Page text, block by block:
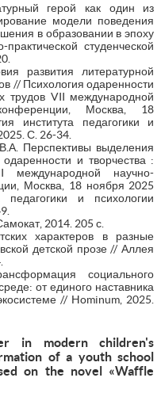
герой как один из
модели поведения
в образовании в эпоху
студенческой
развития литературной
// Психология одаренности
трудов VII международной
конференции, Москва, 18
института педагогики и
С. 26-34.
Перспективы выделения
и творчества :
международной научно-
Москва, 18 ноября 2025
и психологии
2014. 205 с.
характеров в разные
детской прозе // Аллея
социального
от единого наставника
// Hominum, 2025.
in modern children's
of a youth school
on the novel «Waffle